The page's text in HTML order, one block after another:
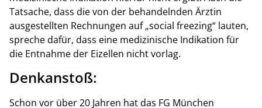
Tatsache, dass die von der behandelnden Ärztin
ausgestellten Rechnungen auf „social freezing“ lauten,
spreche dafür, dass eine medizinische Indikation für
die Entnahme der Eizellen nicht vorlag.
Denkanstoß:
Schon vor über 20 Jahren hat das FG München